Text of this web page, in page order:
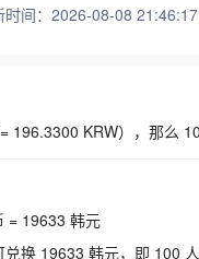
时间：2026-08-08 21:46:17
196.3300 KRW），那么
= 19633 韩元
换 19633 韩元，即 100